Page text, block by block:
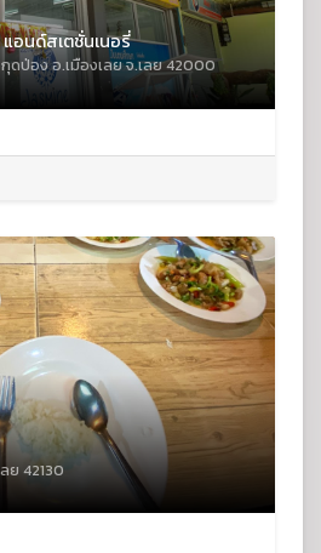
อนด์สเตชั่นเนอรี่
ดป่อง อ.เมืองเลย จ.เลย 42000
ย 42130